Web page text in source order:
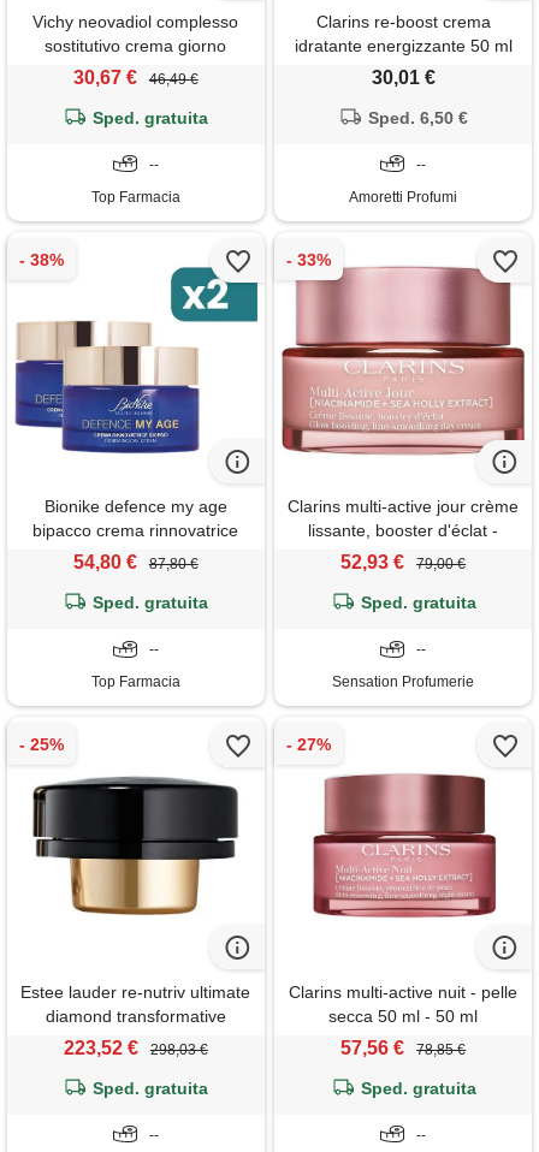
Vichy neovadiol complesso
sostitutivo crema giorno
ridensificante liftante pelle
30,67 € 46,49 €
Sped. gratuita
--
Top Farmacia
Clarins re-boost crema
idratante energizzante 50 ml
crema energizzante con
rosa bio, per un aspetto sano
30,01 €
Sped. 6,50 €
--
Amoretti Profumi
Bionike defence my age
bipacco crema rinnovatrice
giorno 2x50ml
54,80 € 87,80 €
Sped. gratuita
--
Top Farmacia
Clarins multi-active jour crème
lissante, booster d'éclat -
multi-active crema giorno per
52,93 € 79,00 €
Sped. gratuita
--
Sensation Profumerie
Estee lauder re-nutriv ultimate
diamond transformative
brilliance soft creme - ricarica
estratto di tartufo nero, pelle
223,52 € 298,03 €
Sped. gratuita
--
Clarins multi-active nuit - pelle
secca 50 ml - 50 ml
57,56 € 78,85 €
Sped. gratuita
--